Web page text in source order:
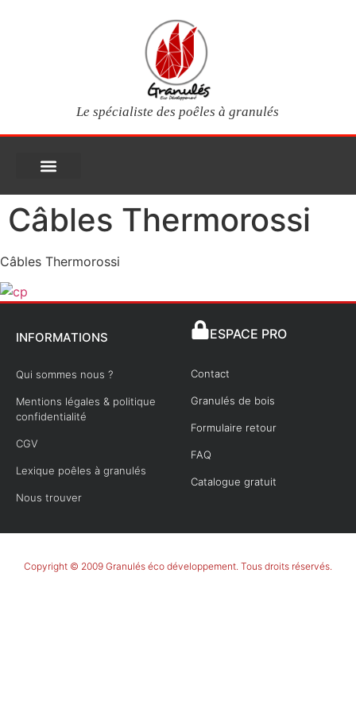
Le spécialiste des poêles à granulés
Câbles Thermorossi
Câbles Thermorossi
INFORMATIONS
Qui sommes nous ?
Mentions légales & politique
confidentialité
CGV
Lexique poêles à granulés
Nous trouver
ESPACE PRO
Contact
Granulés de bois
Formulaire retour
FAQ
Catalogue gratuit
Copyright © 2009 Granulés éco développement. Tous droits réservés.